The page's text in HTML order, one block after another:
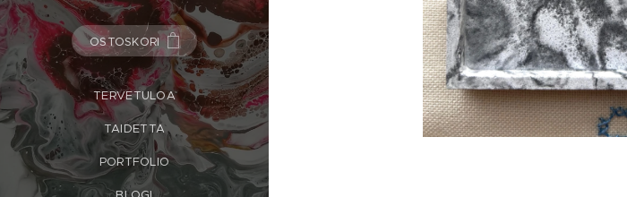
OSTOSKORI
TERVETULOA
TAIDETTA
PORTFOLIO